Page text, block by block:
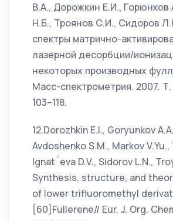
В.А., Дорожкин Е.И., Горюнков
Н.Б., Троянов С.И., Сидоров
спектры матрично-
лазерной десорбции/
некоторых производных
Масс-спектрометрия. 2007.
103–118.
12.Dorozhkin E.I., Goryunkov
Avdoshenko S.M., Markov V.Yu.,
Ignat´eva D.V., Sidorov L.N.,
Synthesis, structure, and
of lower trifluoromethyl
[60]Fullerene// Eur. J. Org.